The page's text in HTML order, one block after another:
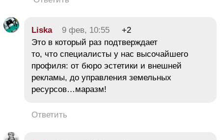
Liska 9 фев, 10:55
+2
Это в который раз подтверждает
то, что специалисты у нас высочайшего
профиля: от бюро эстетики и внешней
рекламы, до управления земельных
ресурсов…маразм!
Ответить